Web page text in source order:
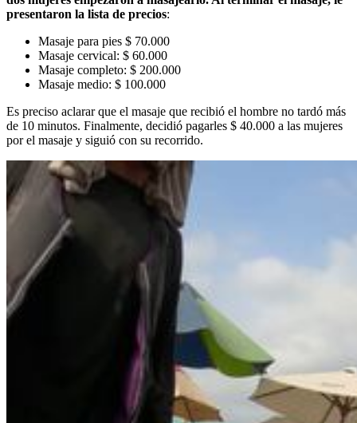
presentaron la lista de precios:
Masaje para pies $ 70.000
Masaje cervical: $ 60.000
Masaje completo: $ 200.000
Masaje medio: $ 100.000
Es preciso aclarar que el masaje que recibió el hombre no tardó más
de 10 minutos. Finalmente, decidió pagarles $ 40.000 a las mujeres
por el masaje y siguió con su recorrido.